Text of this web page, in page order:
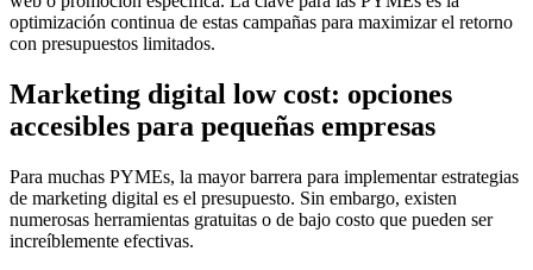
optimización continua de estas campañas para maximizar el retorno
con presupuestos limitados.
Marketing digital low cost: opciones
accesibles para pequeñas empresas
Para muchas PYMEs, la mayor barrera para implementar estrategias
de marketing digital es el presupuesto. Sin embargo, existen
numerosas herramientas gratuitas o de bajo costo que pueden ser
increíblemente efectivas.